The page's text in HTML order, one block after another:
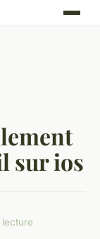
sur ios
lecture